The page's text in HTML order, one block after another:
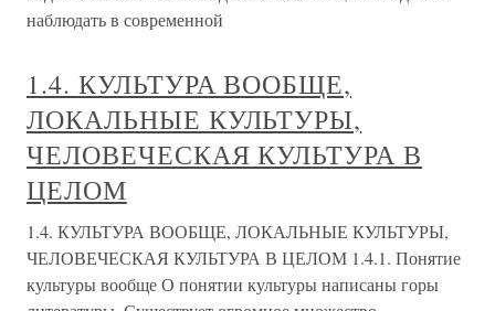
наблюдать в современной
1.4. КУЛЬТУРА ВООБЩЕ,
ЛОКАЛЬНЫЕ КУЛЬТУРЫ,
ЧЕЛОВЕЧЕСКАЯ КУЛЬТУРА В
ЦЕЛОМ
1.4. КУЛЬТУРА ВООБЩЕ, ЛОКАЛЬНЫЕ КУЛЬТУРЫ,
ЧЕЛОВЕЧЕСКАЯ КУЛЬТУРА В ЦЕЛОМ 1.4.1. Понятие
культуры вообще О понятии культуры написаны горы